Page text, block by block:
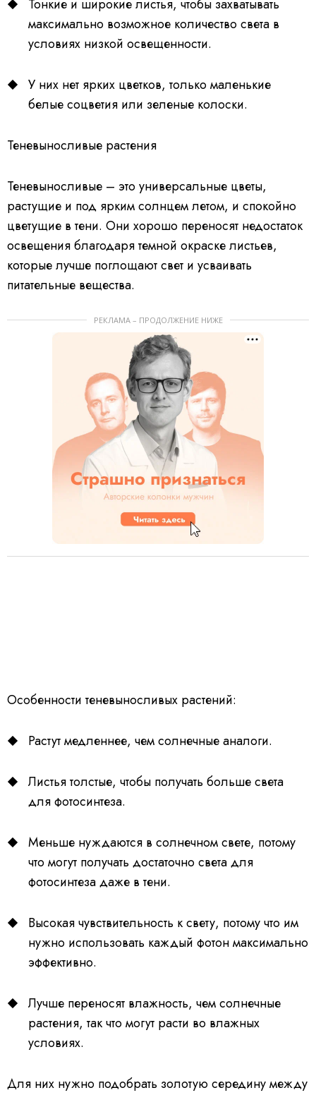
Тонкие и широкие листья, чтобы захватывать
максимально возможное количество света в
условиях низкой освещенности.
У них нет ярких цветков, только маленькие
белые соцветия или зеленые колоски.
Теневыносливые растения
Теневыносливые – это универсальные цветы,
растущие и под ярким солнцем летом, и спокойно
цветущие в тени. Они хорошо переносят недостаток
освещения благодаря темной окраске листьев,
которые лучше поглощают свет и усваивать
питательные вещества.
РЕКЛАМА – ПРОДОЛЖЕНИЕ НИЖЕ
Особенности теневыносливых растений:
Растут медленнее, чем солнечные аналоги.
Листья толстые, чтобы получать больше света
для фотосинтеза.
Меньше нуждаются в солнечном свете, потому
что могут получать достаточно света для
фотосинтеза даже в тени.
Высокая чувствительность к свету, потому что им
нужно использовать каждый фотон максимально
эффективно.
Лучше переносят влажность, чем солнечные
растения, так что могут расти во влажных
условиях.
Для них нужно подобрать золотую середину между